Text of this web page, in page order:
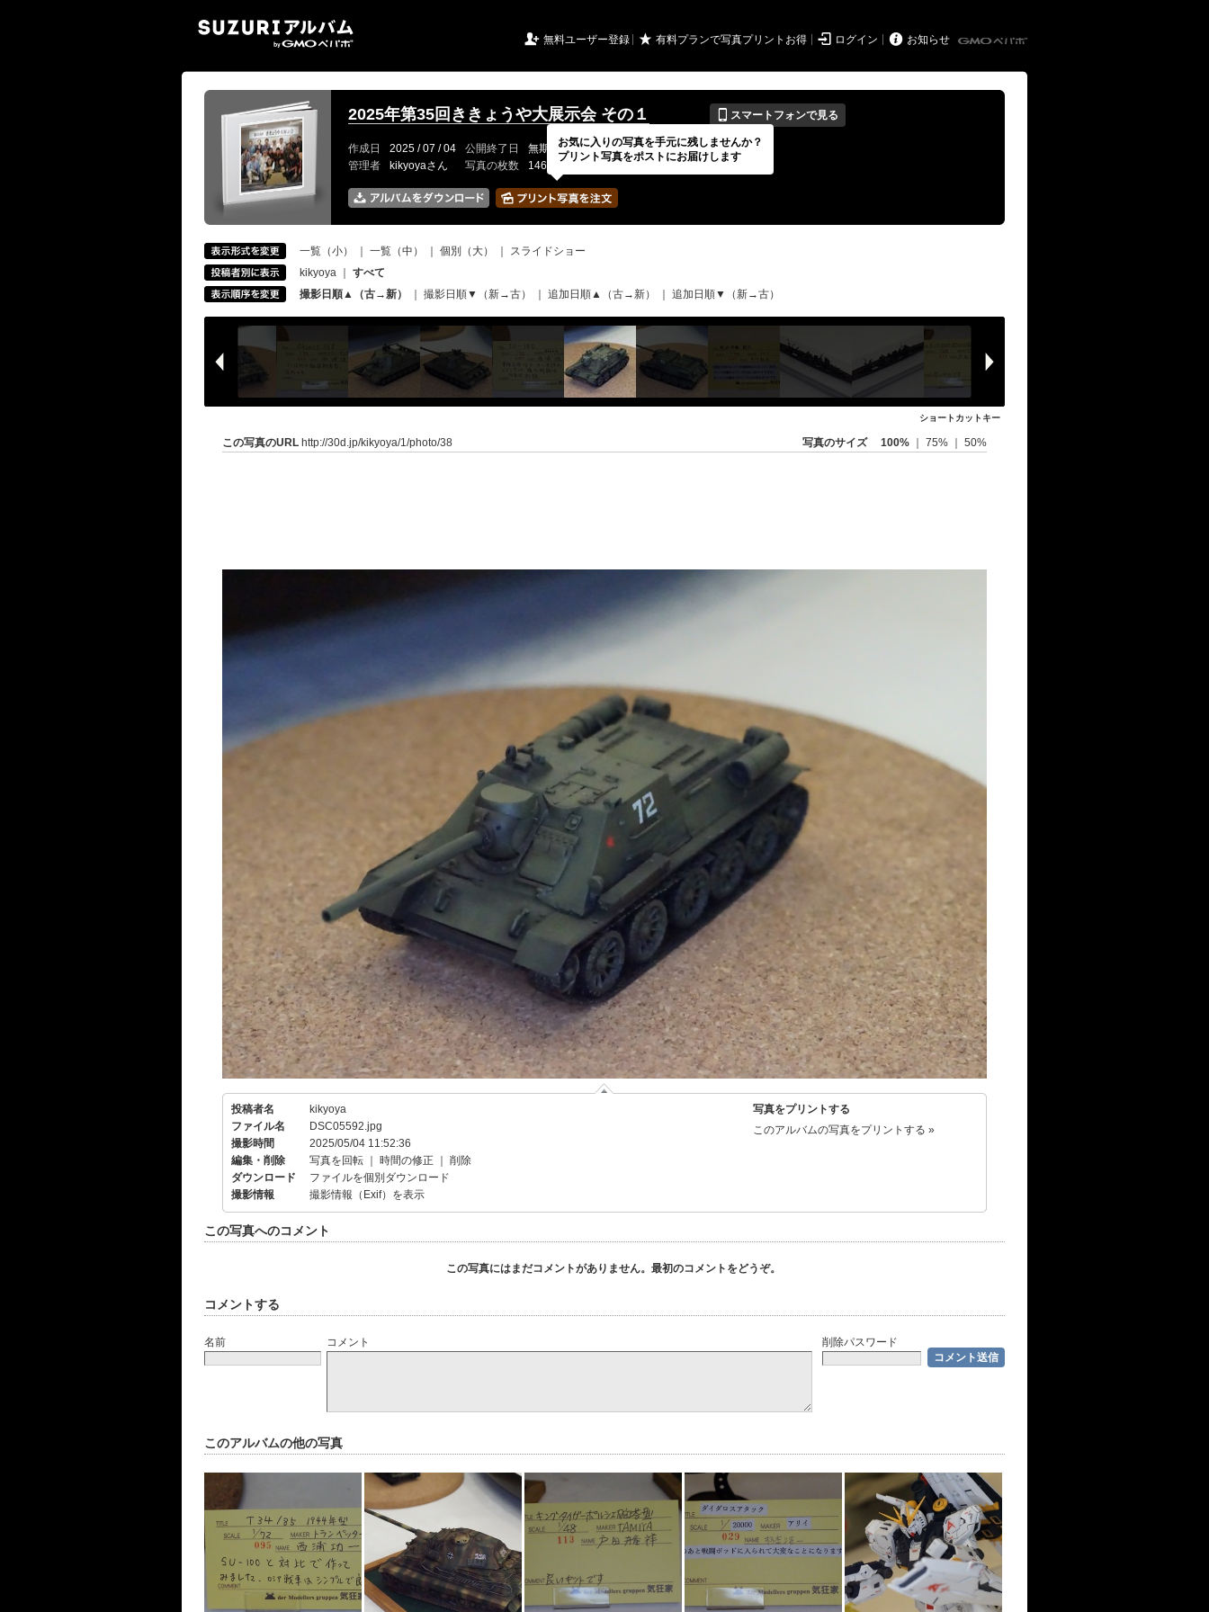
 無料ユーザー登録 ★ 有料プランで写真プリントお得  ログイン  お知らせ
2025年第35回ききょうや大展示会 その１ 📱 スマートフォンで見る
作成日 2025 / 07 / 04 公開終了日 無期限 イベントの期間
---
管理者
kikyoyaさん 写真の枚数 146 / 150枚
一覧（小） 一覧（中） 個別（大）
スライドショー
kikyoya
すべて
撮影日順▲（古→新）
撮影日順▼（新→古） 追加日順▲（古→新） 追加日順▼（新→古）
ショートカットキー
この写真のURL http://30d.jp/kikyoya/1/photo/38 写真のサイズ 100% 75% 50%
投稿者名
kikyoya
ファイル名
DSC05592.jpg
撮影時間
2025/05/04 11:52:36
編集・削除
写真を回転 時間の修正
削除
ダウンロード
ファイルを個別ダウンロード
撮影情報
撮影情報（Exif）を表示
写真をプリントする
このアルバムの写真をプリントする »
この写真へのコメント
この写真にはまだコメントがありません。最初のコメントをどうぞ。
コメントする
名前 コメント 削除パスワード
このアルバムの他の写真
お気に入りの写真を手元に残しませんか？
プリント写真をポストにお届けします